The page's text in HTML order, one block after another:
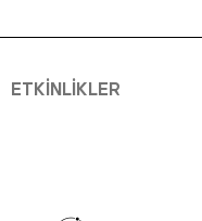
ETKINLIKLER